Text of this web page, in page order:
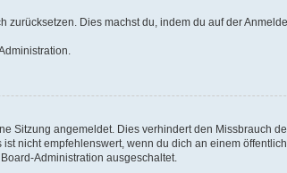
Dies machst du, indem du auf der
Sitzung angemeldet. Dies verhindert den Missbrauch
nicht empfehlenswert, wenn du dich an einem
Administration ausgeschaltet.